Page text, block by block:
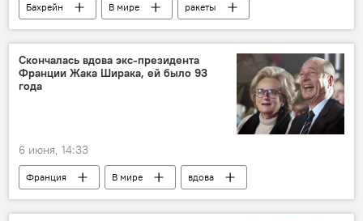
Бахрейн В мире ракеты
Скончалась вдова экс-президента
Франции Жака Ширака, ей было 93
года
6 июня, 14:33
Франция В мире вдова